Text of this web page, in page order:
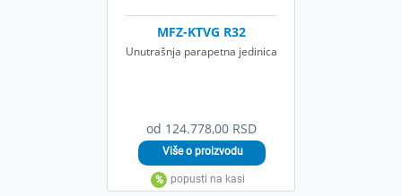
od 124.778,00 RSD
MFZ-KTVG R32
Unutrašnja parapetna jedinica